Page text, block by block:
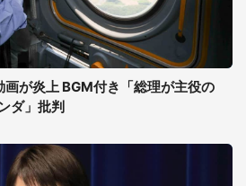
が炎上 BGM付き「総理が主役の
ダ」批判